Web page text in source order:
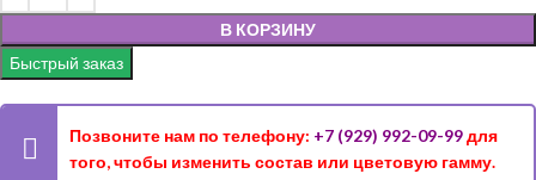
В КОРЗИНУ
Быстрый заказ
Позвоните нам по телефону: +7 (929) 992-09-99для
того, чтобы изменить состав или цветовую гамму.